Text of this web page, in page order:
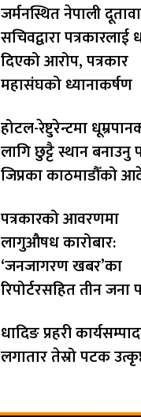
जर्मनस्थित नेपाली
सचिवद्वारा पत्रकारलाई
दिएको आरोप, पत्रकार
महासंघको ध्यानाकर्षण
होटल-रेष्टुरेन्टमा
लागि छुट्टै स्थान बनाउनु
जिप्रका काठमाडौँको
पत्रकारको आवरणमा
लागुऔषध कारोबार:
‘जनजागरण खबर’का
रिपोर्टरसहित तीन जना
धादिङ प्रहरी
लगातार तेस्रो पटक